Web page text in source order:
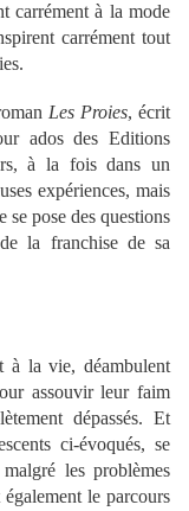
carrément à la mode
carrément tout
Les Proies, écrit
ados des Editions
à la fois dans un
expériences, mais
pose des questions
la franchise de sa
à la vie, déambulent
assouvir leur faim
dépassés. Et
ci-évoqués, se
les problèmes
le parcours